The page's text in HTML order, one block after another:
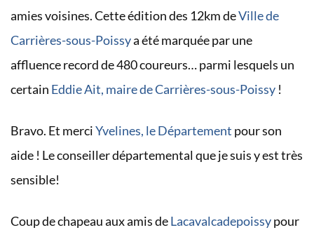
amies voisines. Cette édition des 12km deVille de
Carrières-sous-Poissya été marquée par une
affluence record de 480 coureurs… parmi lesquels un
certain Eddie Ait, maire de Carrières-sous-Poissy !
Bravo. Et merciYvelines, le Département pour son
aide ! Le conseiller départemental que je suis y est très
sensible!
Coup de chapeau aux amis deLacavalcadepoissypour